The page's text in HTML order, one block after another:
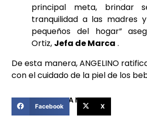
principal meta, brindar
tranquilidad a las madres
pequeños del hogar”
Ortiz, Jefa de Marca .
De esta manera, ANGELINO
con el cuidado de la piel de los
COMPARTIR ESTA NOTICIA
Facebook X